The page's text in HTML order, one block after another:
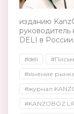
изданию
DELI в России.
#deli
#мнение рынка
#журнал